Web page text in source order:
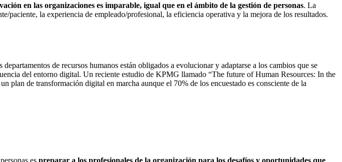
en las organizaciones es imparable, igual que en el ámbito de la gestión de personas. La
paciente, la experiencia de empleado/profesional, la eficiencia operativa y la mejora de los resultados.
departamentos de recursos humanos están obligados a evolucionar y adaptarse a los cambios que se
del entorno digital. Un reciente estudio de KPMG llamado “The future of Human Resources: In the
plan de transformación digital en marcha aunque el 70% de los encuestado es consciente de la
es preparar a los profesionales de la organización para los desafíos y oportunidades que